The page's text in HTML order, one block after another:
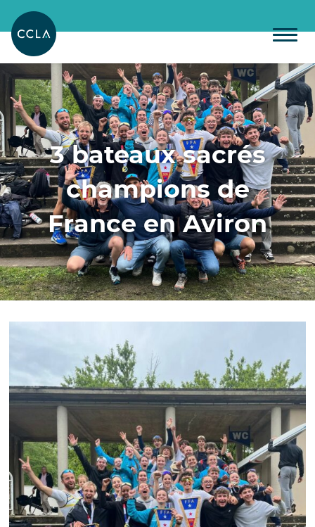
3 bateaux sacrés
champions de
France en Aviron